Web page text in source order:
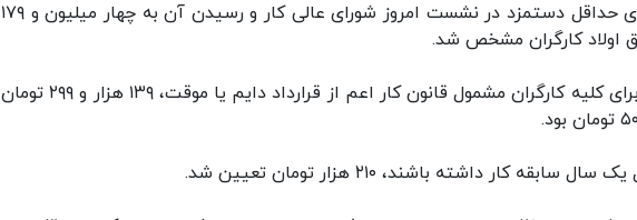
با توجه به تصویب افزایش ۵۷.۴ درصدی حداقل دستمزد در نشست امروز شورای عالی کار و رسیدن آن به چهار میلیون و ۱۷۹
اولاد کارگران مشخص شد.
از ابتدای سال آینده حداقل مزد روزانه برای کلیه کارگران مشمول قانون کار اعم از قرارداد دایم یا موقت، ۱۳۹ هزار و ۲۹۹ تومان
کار داشته باشند، ۲۱۰ هزار تومان تعیین شد.